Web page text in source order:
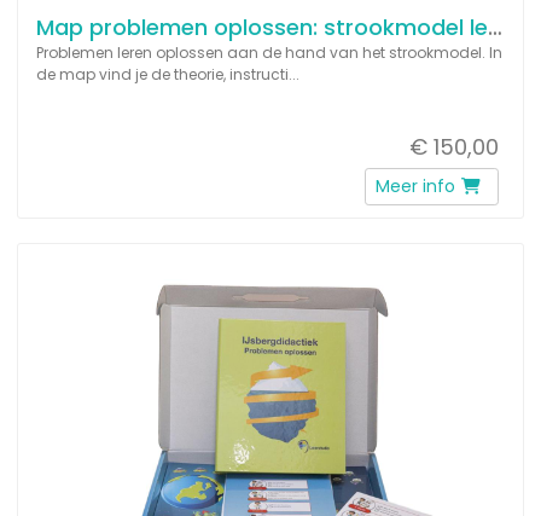
Map problemen oplossen: strookmodel leerjaar 5 & 6
Problemen leren oplossen aan de hand van het strookmodel. In
de map vind je de theorie, instructi...
€ 150,00
Meer info